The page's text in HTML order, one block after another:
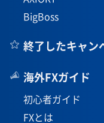
BigBoss
終了したキャン
海外FXガイド
初心者ガイド
FXとは